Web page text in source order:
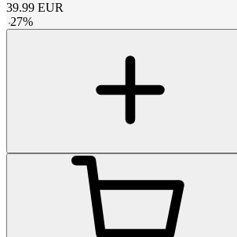
39.99 EUR
-27%